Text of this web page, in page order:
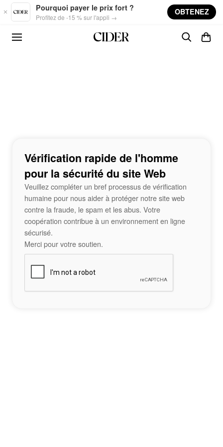
Skip to main content
Pourquoi payer le prix fort ?
Profitez de -15 % sur l'appli →
OBTENEZ
Vérification rapide de l'homme
pour la sécurité du site Web
Veuillez compléter un bref processus de vérification
humaine pour nous aider à protéger notre site web
contre la fraude, le spam et les abus. Votre
coopération contribue à un environnement en ligne
sécurisé.
Merci pour votre soutien.